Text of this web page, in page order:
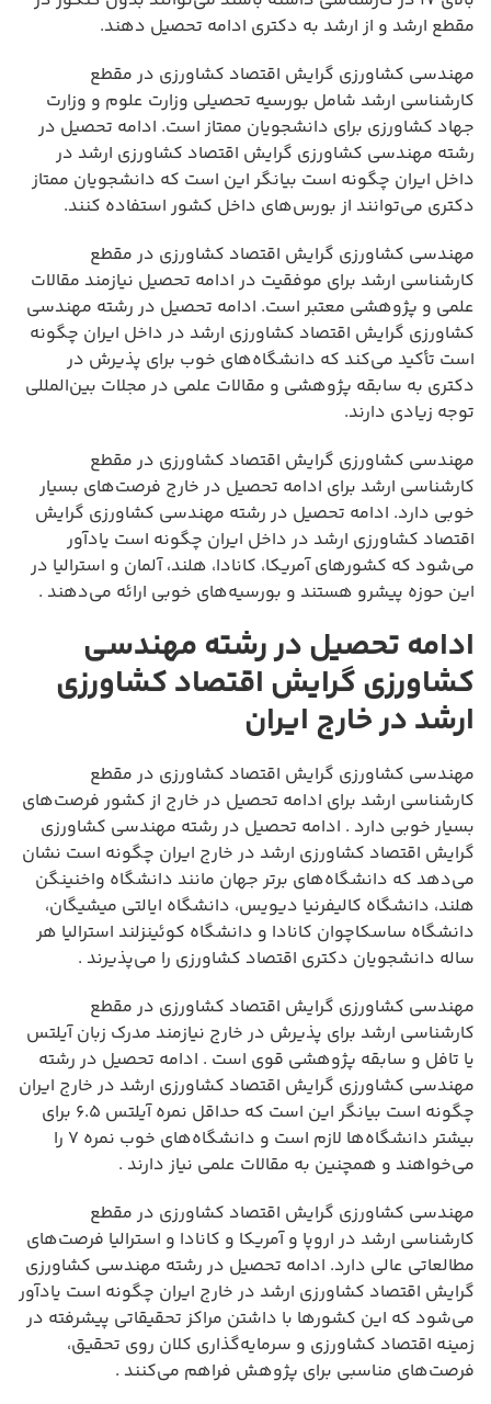
مقطع ارشد و از ارشد به دکتری ادامه تحصیل دهند.
مهندسی کشاورزی گرایش اقتصاد کشاورزی در مقطع
کارشناسی ارشد شامل بورسیه تحصیلی وزارت علوم و وزارت
جهاد کشاورزی برای دانشجویان ممتاز است. ادامه تحصیل در
رشته مهندسی کشاورزی گرایش اقتصاد کشاورزی ارشد در
داخل ایران چگونه است بیانگر این است که دانشجویان ممتاز
دکتری می‌توانند از بورس‌های داخل کشور استفاده کنند.
مهندسی کشاورزی گرایش اقتصاد کشاورزی در مقطع
کارشناسی ارشد برای موفقیت در ادامه تحصیل نیازمند مقالات
علمی و پژوهشی معتبر است. ادامه تحصیل در رشته مهندسی
کشاورزی گرایش اقتصاد کشاورزی ارشد در داخل ایران چگونه
است تأکید می‌کند که دانشگاه‌های خوب برای پذیرش در
دکتری به سابقه پژوهشی و مقالات علمی در مجلات بین‌المللی
توجه زیادی دارند.
مهندسی کشاورزی گرایش اقتصاد کشاورزی در مقطع
کارشناسی ارشد برای ادامه تحصیل در خارج فرصت‌های بسیار
خوبی دارد. ادامه تحصیل در رشته مهندسی کشاورزی گرایش
اقتصاد کشاورزی ارشد در داخل ایران چگونه است یادآور
می‌شود که کشورهای آمریکا، کانادا، هلند، آلمان و استرالیا در
این حوزه پیشرو هستند و بورسیه‌های خوبی ارائه می‌دهند .
ادامه تحصیل در رشته مهندسی
کشاورزی گرایش اقتصاد کشاورزی
ارشد در خارج ایران
مهندسی کشاورزی گرایش اقتصاد کشاورزی در مقطع
کارشناسی ارشد برای ادامه تحصیل در خارج از کشور فرصت‌های
بسیار خوبی دارد . ادامه تحصیل در رشته مهندسی کشاورزی
گرایش اقتصاد کشاورزی ارشد در خارج ایران چگونه است نشان
می‌دهد که دانشگاه‌های برتر جهان مانند دانشگاه واخنینگن
هلند، دانشگاه کالیفرنیا دیویس، دانشگاه ایالتی میشیگان،
دانشگاه ساسکاچوان کانادا و دانشگاه کوئینزلند استرالیا هر
ساله دانشجویان دکتری اقتصاد کشاورزی را می‌پذیرند .
مهندسی کشاورزی گرایش اقتصاد کشاورزی در مقطع
کارشناسی ارشد برای پذیرش در خارج نیازمند مدرک زبان آیلتس
یا تافل و سابقه پژوهشی قوی است . ادامه تحصیل در رشته
مهندسی کشاورزی گرایش اقتصاد کشاورزی ارشد در خارج ایران
چگونه است بیانگر این است که حداقل نمره آیلتس ۶.۵ برای
بیشتر دانشگاه‌ها لازم است و دانشگاه‌های خوب نمره ۷ را
می‌خواهند و همچنین به مقالات علمی نیاز دارند .
مهندسی کشاورزی گرایش اقتصاد کشاورزی در مقطع
کارشناسی ارشد در اروپا و آمریکا و کانادا و استرالیا فرصت‌های
مطالعاتی عالی دارد. ادامه تحصیل در رشته مهندسی کشاورزی
گرایش اقتصاد کشاورزی ارشد در خارج ایران چگونه است یادآور
می‌شود که این کشورها با داشتن مراکز تحقیقاتی پیشرفته در
زمینه اقتصاد کشاورزی و سرمایه‌گذاری کلان روی تحقیق،
فرصت‌های مناسبی برای پژوهش فراهم می‌کنند .